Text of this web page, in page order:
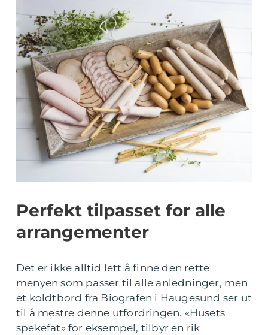
Perfekt tilpasset for alle
arrangementer
Det er ikke alltid lett å finne den rette
menyen som passer til alle anledninger, men
et koldtbord fra Biografen i Haugesund ser ut
til å mestre denne utfordringen. «Husets
spekefat» for eksempel, tilbyr en rik